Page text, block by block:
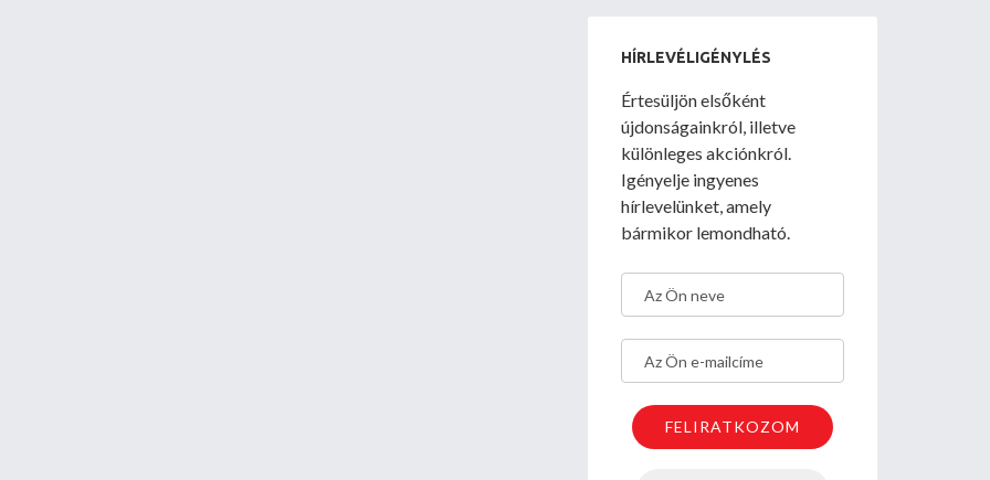
HÍRLEVÉLIGÉNYLÉS
Értesüljön elsőként
újdonságainkról, illetve
különleges akciónkról.
Igényelje ingyenes
hírlevelünket, amely
bármikor lemondható.